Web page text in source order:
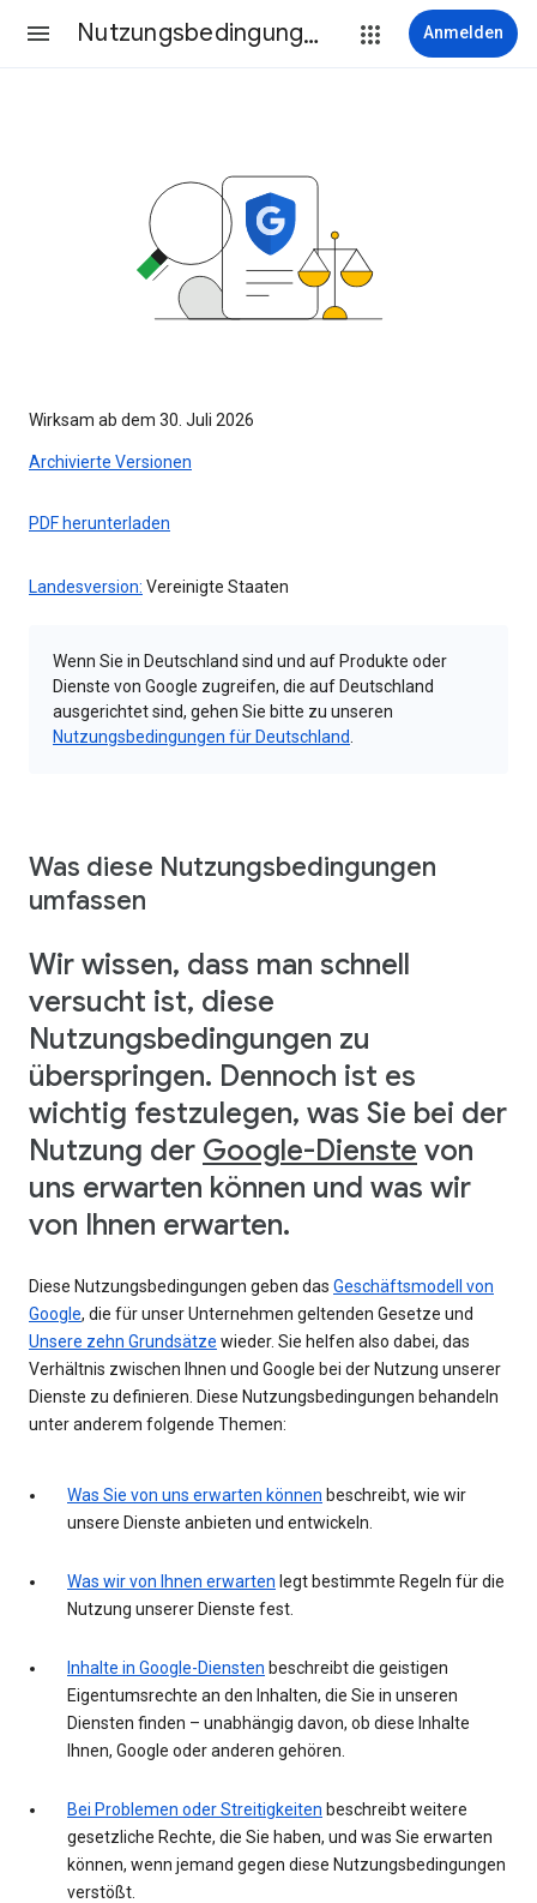
Nutzungsbedingungen Anmelden
Wirksam ab dem 30. Juli 2026
Archivierte Versionen
PDF herunterladen
Landesversion: Vereinigte Staaten
Wenn Sie in Deutschland sind und auf Produkte oder
Dienste von Google zugreifen, die auf Deutschland
ausgerichtet sind, gehen Sie bitte zu unseren
Nutzungsbedingungen für Deutschland
Was diese Nutzungsbedingungen
umfassen
Wir wissen, dass man schnell
versucht ist, diese
Nutzungsbedingungen zu
überspringen. Dennoch ist es
wichtig festzulegen, was Sie bei der
Nutzung der Google-Dienste von
uns erwarten können und was wir
von Ihnen erwarten.
Diese Nutzungsbedingungen geben das Geschäftsmodell von
Google, die für unser Unternehmen geltenden Gesetze und
Unsere zehn Grundsätze wieder. Sie helfen also dabei, das
Verhältnis zwischen Ihnen und Google bei der Nutzung unserer
Dienste zu definieren. Diese Nutzungsbedingungen behandeln
unter anderem folgende Themen:
Was Sie von uns erwarten können beschreibt, wie wir
unsere Dienste anbieten und entwickeln.
Was wir von Ihnen erwarten legt bestimmte Regeln für die
Nutzung unserer Dienste fest.
Inhalte in Google-Diensten beschreibt die geistigen
Eigentumsrechte an den Inhalten, die Sie in unseren
Diensten finden – unabhängig davon, ob diese Inhalte
Ihnen, Google oder anderen gehören.
Bei Problemen oder Streitigkeiten beschreibt weitere
gesetzliche Rechte, die Sie haben, und was Sie erwarten
können, wenn jemand gegen diese Nutzungsbedingungen
verstößt.